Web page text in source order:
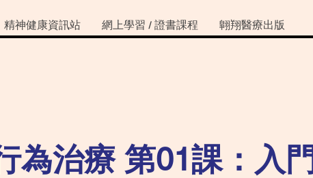
精神健康資訊站 網上學習 / 證書課程 翺翔醫療出版
為治療 第01課：入門